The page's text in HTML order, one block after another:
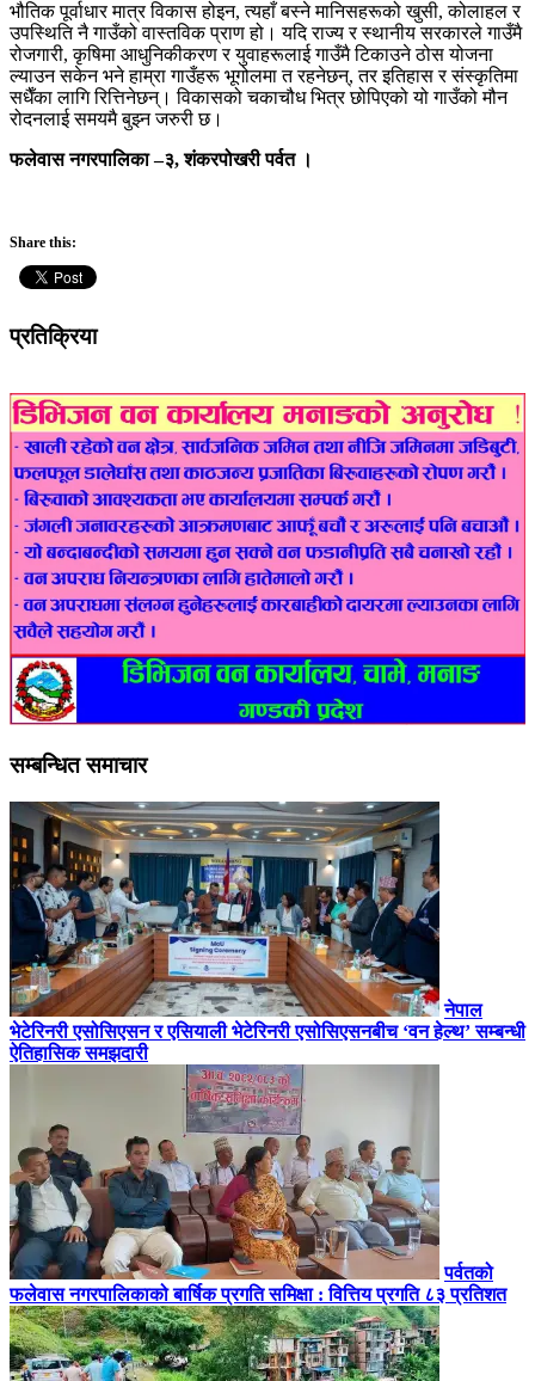
भौतिक पूर्वाधार मात्र विकास होइन, त्यहाँ बस्ने मानिसहरूको खुसी, कोलाहल र
उपस्थिति नै गाउँको वास्तविक प्राण हो। यदि राज्य र स्थानीय सरकारले गाउँमै
रोजगारी, कृषिमा आधुनिकीकरण र युवाहरूलाई गाउँमै टिकाउने ठोस योजना
ल्याउन सकेन भने हाम्रा गाउँहरू भूगोलमा त रहनेछन्, तर इतिहास र संस्कृतिमा
सधैँका लागि रित्तिनेछन्। विकासको चकाचौध भित्र छोपिएको यो गाउँको मौन
रोदनलाई समयमै बुझ्न जरुरी छ।
फलेवास नगरपालिका –३, शंकरपोखरी पर्वत ।
Share this:
प्रतिक्रिया
सम्बन्धित समाचार
नेपाल
भेटेरिनरी एसोसिएसन र एसियाली भेटेरिनरी एसोसिएसनबीच ‘वन हेल्थ’ सम्बन्धी
ऐतिहासिक समझदारी
पर्वतको
फलेवास नगरपालिकाको बार्षिक प्रगति समिक्षा : वित्तिय प्रगति ८३ प्रतिशत